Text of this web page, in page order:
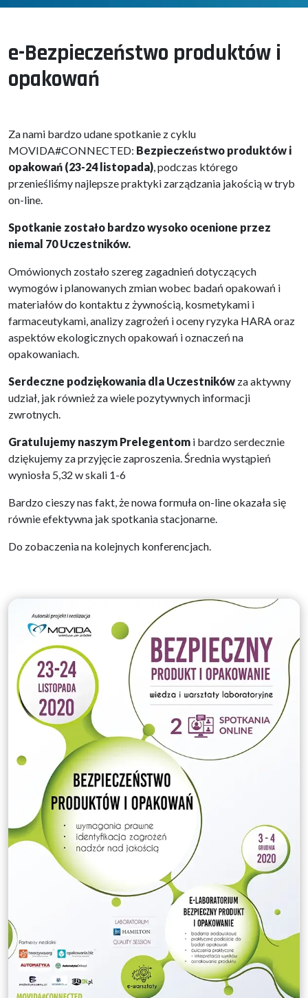
e-Bezpieczeństwo produktów i
opakowań
Za nami bardzo udane spotkanie z cyklu
MOVIDA#CONNECTED: Bezpieczeństwo produktów i
opakowań (23-24 listopada), podczas którego
przenieśliśmy najlepsze praktyki zarządzania jakością w tryb
on-line.
Spotkanie zostało bardzo wysoko ocenione przez
niemal 70 Uczestników.
Omówionych zostało szereg zagadnień dotyczących
wymogów i planowanych zmian wobec badań opakowań i
materiałów do kontaktu z żywnością, kosmetykami i
farmaceutykami, analizy zagrożeń i oceny ryzyka HARA oraz
aspektów ekologicznych opakowań i oznaczeń na
opakowaniach.
Serdeczne podziękowania dla Uczestników za aktywny
udział, jak również za wiele pozytywnych informacji
zwrotnych.
Gratulujemy naszym Prelegentom i bardzo serdecznie
dziękujemy za przyjęcie zaproszenia. Średnia wystąpień
wyniosła 5,32 w skali 1-6
Bardzo cieszy nas fakt, że nowa formuła on-line okazała się
równie efektywna jak spotkania stacjonarne.
Do zobaczenia na kolejnych konferencjach.